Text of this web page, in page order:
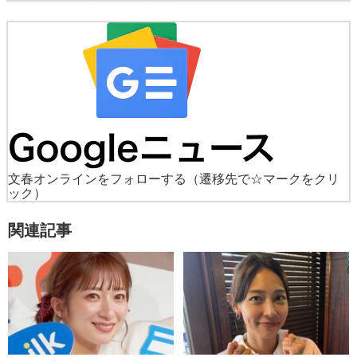
文春オンラインをフォローする
（遷移先で☆マークをクリ
ック）
関連記事